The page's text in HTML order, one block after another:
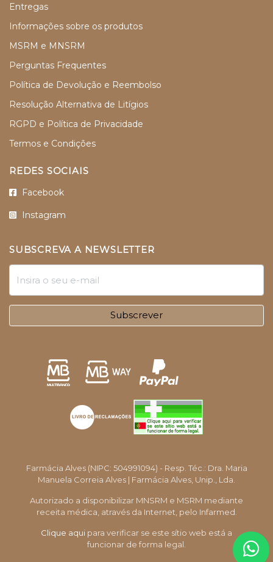
Entregas
Informações sobre os produtos
MSRM e MNSRM
Perguntas Frequentes
Política de Devolução e Reembolso
Resolução Alternativa de Litígios
RGPD e Política de Privacidade
Termos e Condições
REDES SOCIAIS
Facebook
Instagram
SUBSCREVA A NEWSLETTER
Subscrever
Farmácia Alves (NIPC: 504991094) - Resp. Téc.: Dra. Maria
Manuela Correia Alves | Farmácia Alves, Unip., Lda.
Autorizado a disponibilizar MNSRM e MSRM mediante
receita médica, através da Internet, pelo Infarmed.
Clique aqui para verificar se este sítio web está a
funcionar de forma legal.